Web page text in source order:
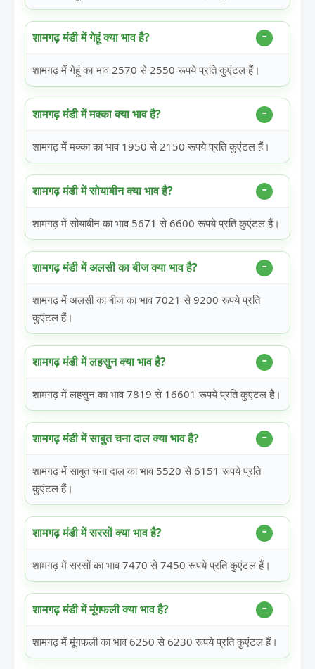
शामगढ़ मंडी में गेहूं क्या भाव है?
शामगढ़ में गेहूं का भाव 2570 से 2550 रूपये प्रति कुएंटल हैं।
शामगढ़ मंडी में मक्का क्या भाव है?
शामगढ़ में मक्का का भाव 1950 से 2150 रूपये प्रति कुएंटल हैं।
शामगढ़ मंडी में सोयाबीन क्या भाव है?
शामगढ़ में सोयाबीन का भाव 5671 से 6600 रूपये प्रति कुएंटल हैं।
शामगढ़ मंडी में अलसी का बीज क्या भाव है?
शामगढ़ में अलसी का बीज का भाव 7021 से 9200 रूपये प्रति
कुएंटल हैं।
शामगढ़ मंडी में लहसुन क्या भाव है?
शामगढ़ में लहसुन का भाव 7819 से 16601 रूपये प्रति कुएंटल हैं।
शामगढ़ मंडी में साबुत चना दाल क्या भाव है?
शामगढ़ में साबुत चना दाल का भाव 5520 से 6151 रूपये प्रति
कुएंटल हैं।
शामगढ़ मंडी में सरसों क्या भाव है?
शामगढ़ में सरसों का भाव 7470 से 7450 रूपये प्रति कुएंटल हैं।
शामगढ़ मंडी में मूंगफली क्या भाव है?
शामगढ़ में मूंगफली का भाव 6250 से 6230 रूपये प्रति कुएंटल हैं।